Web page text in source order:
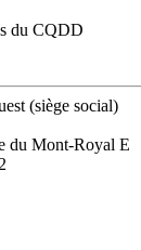
du CQDD
(siège social)
du Mont-Royal E